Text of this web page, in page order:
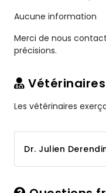
Aucune information
Merci de nous
précisions.
Vétérinaires
Les vétérinaires
Dr. Julien